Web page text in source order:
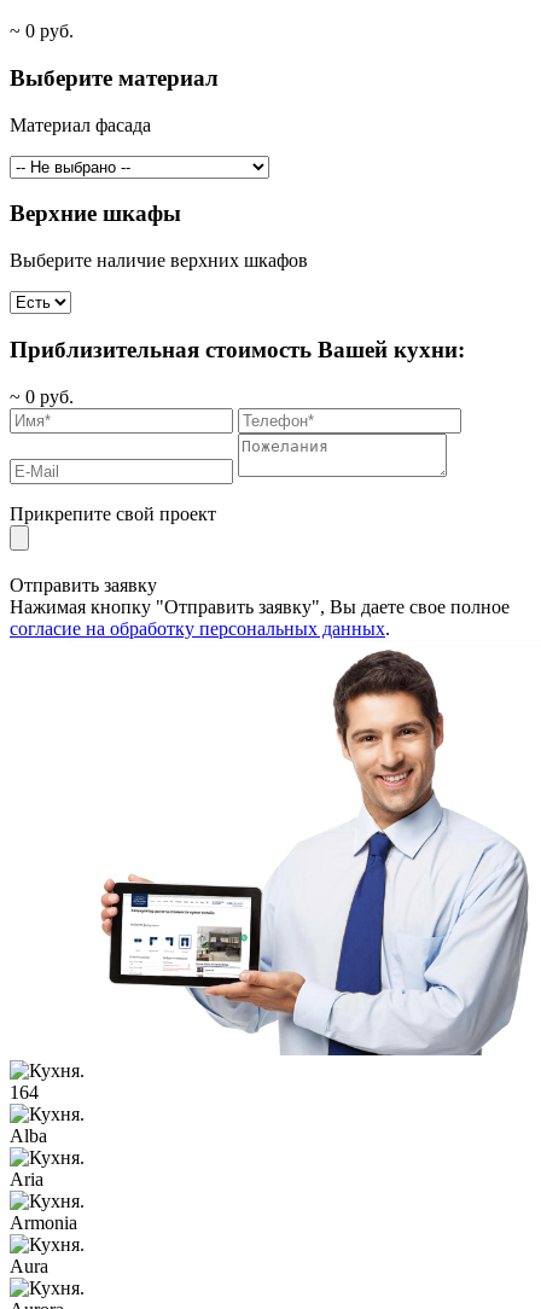
~ 0 руб.
Выберите материал
Материал фасада
Верхние шкафы
Выберите наличие верхних шкафов
Приблизительная стоимость Вашей кухни:
~ 0 руб.
Прикрепите свой проект
Отправить заявку
Нажимая кнопку "Отправить заявку", Вы даете свое полное
согласие на обработку персональных данных.
164
Alba
Aria
Armonia
Aura